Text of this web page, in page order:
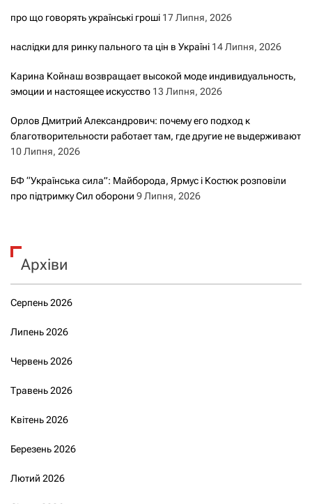
про що говорять українські гроші 17 Липня, 2026
наслідки для ринку пального та цін в Україні 14 Липня, 2026
Карина Койнаш возвращает высокой моде индивидуальность,
эмоции и настоящее искусство 13 Липня, 2026
Орлов Дмитрий Александрович: почему его подход к
благотворительности работает там, где другие не выдерживают
10 Липня, 2026
БФ “Українська сила”: Майборода, Ярмус і Костюк розповіли
про підтримку Сил оборони 9 Липня, 2026
Архіви
Серпень 2026
Липень 2026
Червень 2026
Травень 2026
Квітень 2026
Березень 2026
Лютий 2026